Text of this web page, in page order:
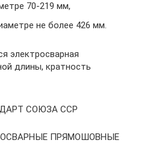
70-219 мм,
не более 426 мм.
электросварная
длины, кратность
СОЮЗА ССР
ПРЯМОШОВНЫЕ